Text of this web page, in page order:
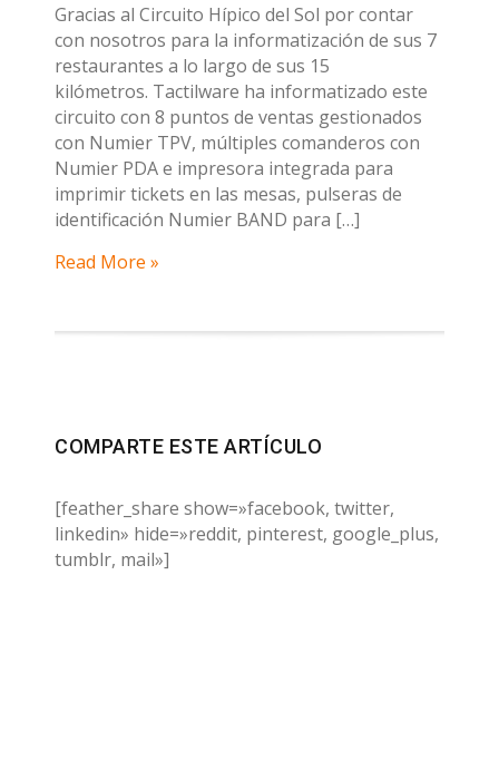
Gracias al Circuito Hípico del Sol por contar
con nosotros para la informatización de sus 7
restaurantes a lo largo de sus 15
kilómetros. Tactilware ha informatizado este
circuito con 8 puntos de ventas gestionados
con Numier TPV, múltiples comanderos con
Numier PDA e impresora integrada para
imprimir tickets en las mesas, pulseras de
identificación Numier BAND para […]
Read More »
COMPARTE ESTE ARTÍCULO
[feather_share show=»facebook, twitter,
linkedin» hide=»reddit, pinterest, google_plus,
tumblr, mail»]